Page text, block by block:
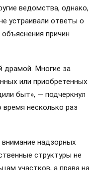
ведомства, однако,
устраивали ответы о
причин
драмой. Многие за
или приобретенных
быт», — подчеркнул
несколько раз
надзорных
структуры не
участков, а права на